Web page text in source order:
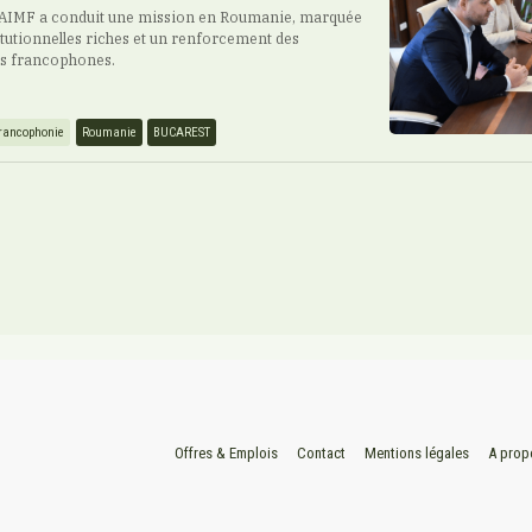
a conduit une mission en Roumanie, marquée
riches et un renforcement des
francophones.
Roumanie BUCAREST
Offres & Emplois Contact Mentions légales A